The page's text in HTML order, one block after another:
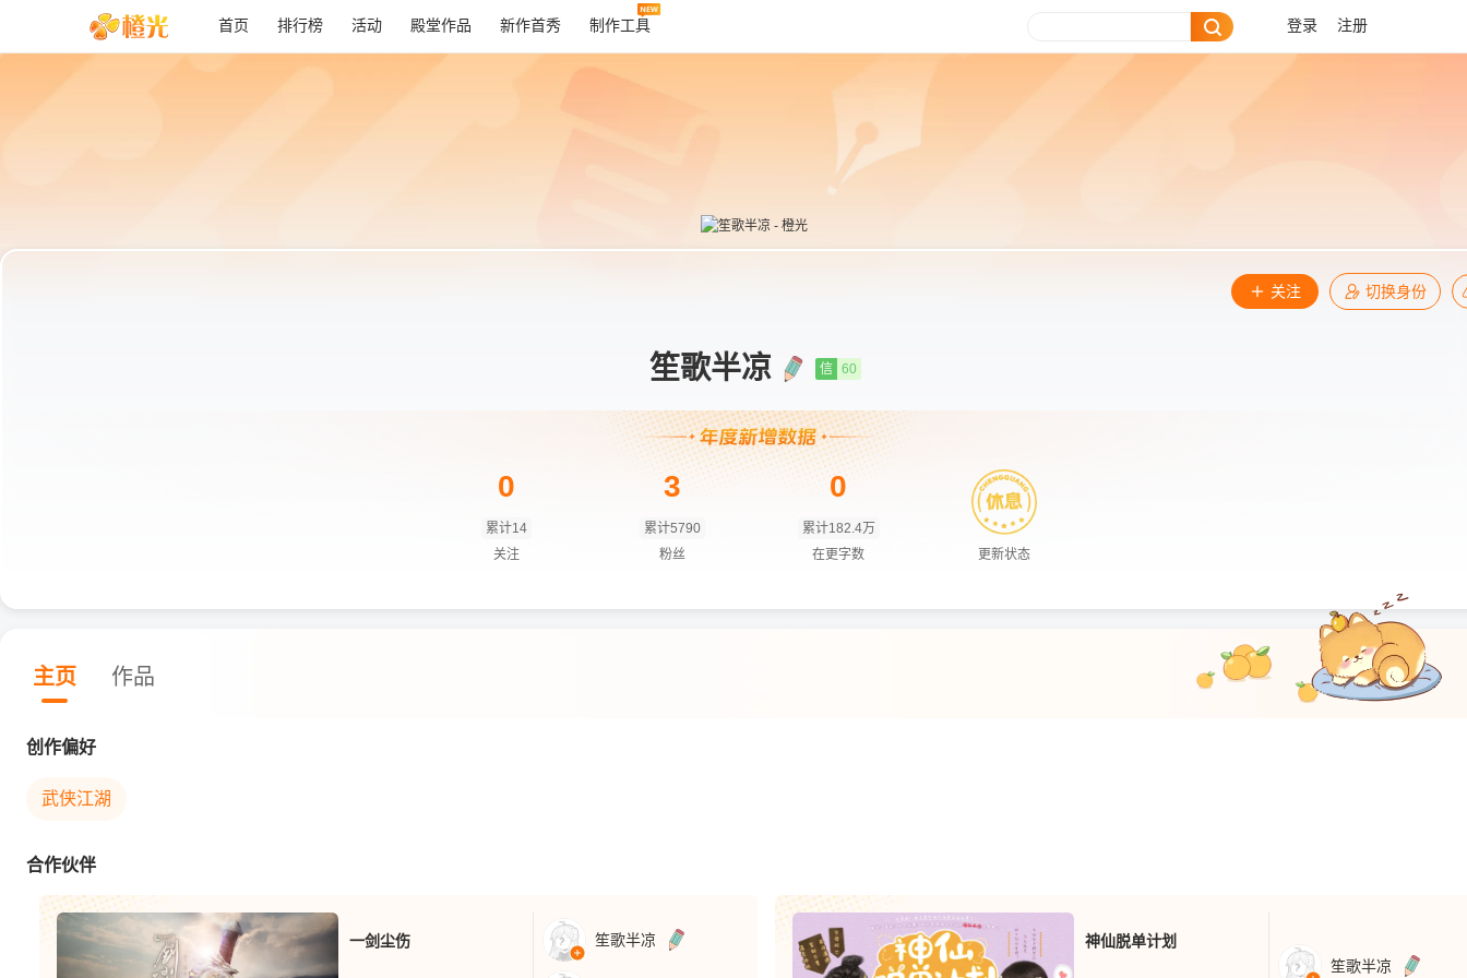
首页 排行榜 活动 殿堂作品 新作首秀 制作工具 登录 注册
关注 切换身份
笙歌半凉 信 60
0
累计14
关注
3
累计5790
粉丝
0
累计182.4万
在更字数
更新状态
主页 作品
创作偏好
武侠江湖
合作伙伴
一剑尘伤 笙歌半凉
神仙脱单计划
笙歌半凉